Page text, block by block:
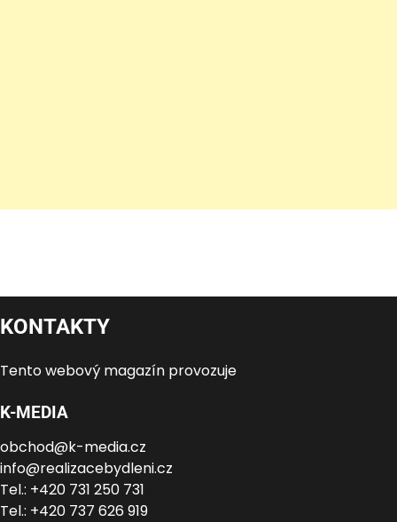
KONTAKTY
Tento webový magazín provozuje
K-MEDIA
obchod@k-media.cz
info@realizacebydleni.cz
Tel.: +420 731 250 731
Tel.: +420 737 626 919